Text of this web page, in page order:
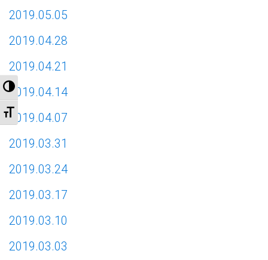
Nagy kontraszt váltása
Betűméret váltása
2019.05.05
2019.04.28
2019.04.21
2019.04.14
2019.04.07
2019.03.31
2019.03.24
2019.03.17
2019.03.10
2019.03.03